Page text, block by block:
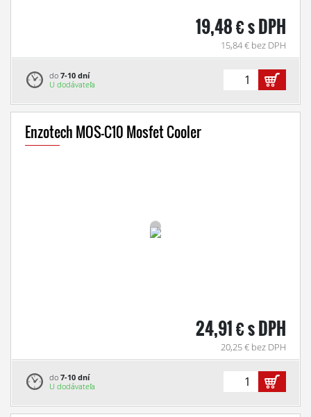
19,48 € s DPH
15,84 € bez DPH
do 7-10 dní
U dodávateľa
Enzotech MOS-C10 Mosfet Cooler
24,91 € s DPH
20,25 € bez DPH
do 7-10 dní
U dodávateľa